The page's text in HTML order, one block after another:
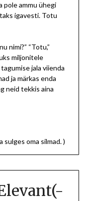
pole ammu ühegi
igavesti. Totu
nimi?” “Totu,”
miljonitele
jala viienda
ja märkas enda
neid tekkis aina
oma silmad. )